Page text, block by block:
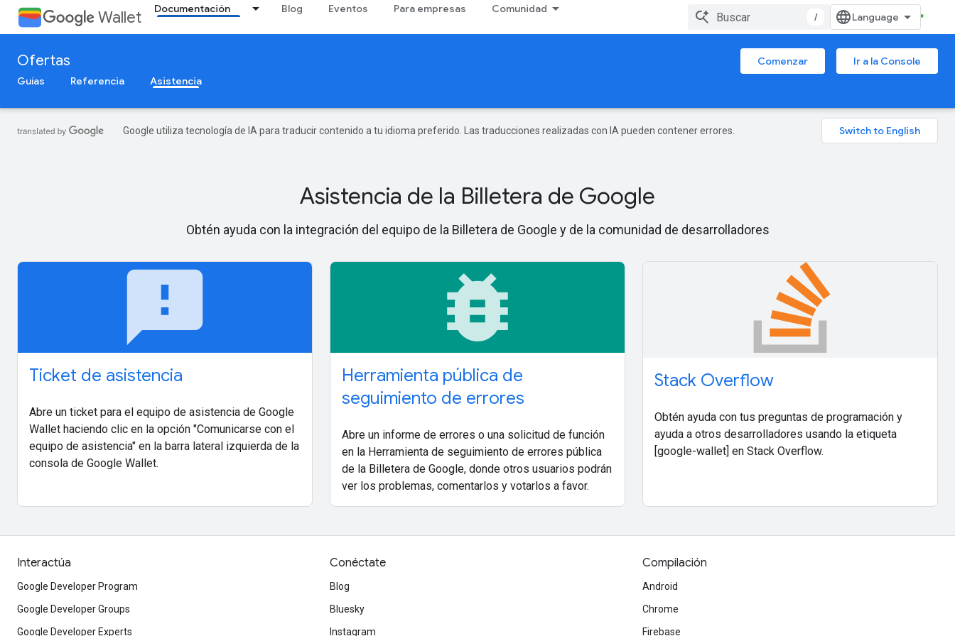
Wallet Documentación Blog Eventos Para empresas Comunidad
/
Ofertas Comenzar
Ir a la Console
Guías
Referencia Asistencia
Google utiliza tecnología de IA para traducir contenido a tu idioma preferido. Las traducciones realizadas con IA pueden contener errores.
Asistencia de la Billetera de Google
Obtén ayuda con la integración del equipo de la Billetera de Google y de la comunidad de desarrolladores
feedback
Ticket de asistencia
Abre un ticket para el equipo de asistencia de Google
Wallet haciendo clic en la opción "Comunicarse con el
equipo de asistencia" en la barra lateral izquierda de la
consola de Google Wallet.
bug_report
Herramienta pública de
seguimiento de errores
Abre un informe de errores o una solicitud de función
en la Herramienta de seguimiento de errores pública
de la Billetera de Google, donde otros usuarios podrán
ver los problemas, comentarlos y votarlos a favor.
Stack Overflow
Obtén ayuda con tus preguntas de programación y
ayuda a otros desarrolladores usando la etiqueta
[google-wallet] en Stack Overflow.
Interactúa
Google Developer Program
Google Developer Groups
Google Developer Experts
Conéctate
Blog
Bluesky
Instagram
Compilación
Android
Chrome
Firebase